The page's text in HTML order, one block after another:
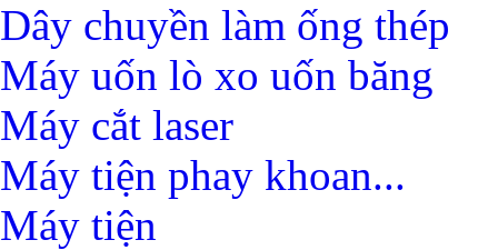
Dây chuyền làm ống thép
Máy uốn lò xo uốn băng
Máy cắt laser
Máy tiện phay khoan...
Máy tiện